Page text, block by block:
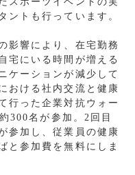
ントも行っています。
影響により、在宅勤務
宅にいる時間が増える
ケーションが減少して
おける社内交流と健康
行った企業対抗ウォー
300名が参加。2回目
参加し、従業員の健康
と参加費を無料にしま